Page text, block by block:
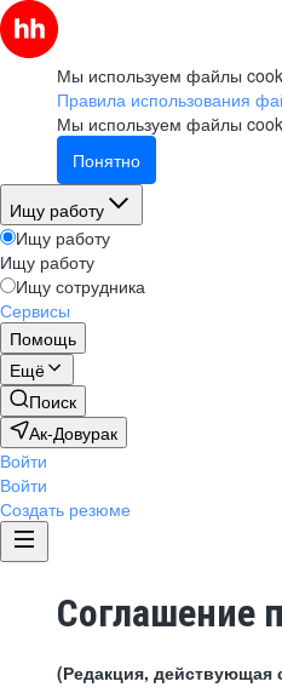
Мы используем файлы
Правила использования
Мы используем файлы
Понятно
Ищу работу
Ищу работу
Ищу работу
Ищу сотрудника
Сервисы
Помощь
Ещё
Поиск
Ак-Довурак
Войти
Войти
Создать резюме
Соглашение
(Редакция, действующая